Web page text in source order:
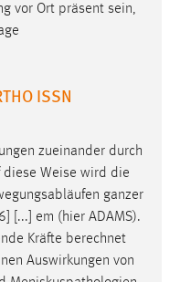
vor Ort präsent sein,
ISSN
zueinander durch
diese Weise wird die
ganzer
[...] em (hier ADAMS).
Kräfte berechnet
Auswirkungen von